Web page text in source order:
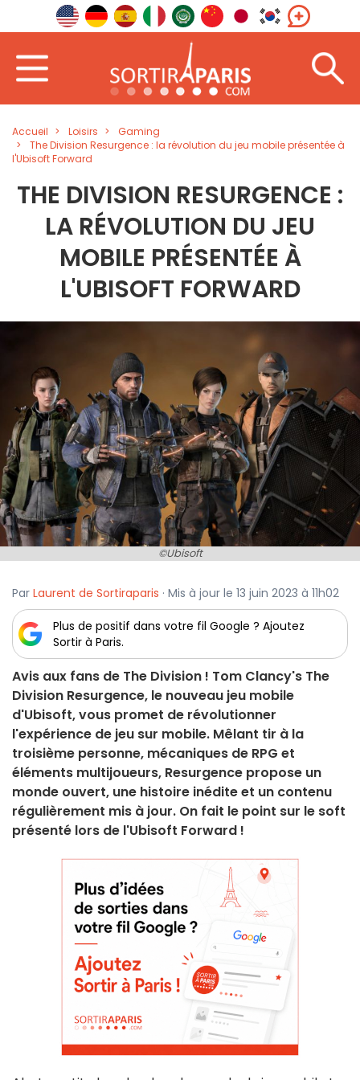
Accueil Loisirs
Gaming
The Division Resurgence : la révolution du jeu mobile présentée à
l'Ubisoft Forward
THE DIVISION RESURGENCE :
LA RÉVOLUTION DU JEU
MOBILE PRÉSENTÉE À
L'UBISOFT FORWARD
©Ubisoft
Par Laurent de Sortiraparis · Mis à jour le 13 juin 2023 à 11h02
Plus de positif dans votre fil Google ? Ajoutez
Sortir à Paris.
Avis aux fans de The Division ! Tom Clancy's The
Division Resurgence, le nouveau jeu mobile
d'Ubisoft, vous promet de révolutionner
l'expérience de jeu sur mobile. Mêlant tir à la
troisième personne, mécaniques de RPG et
éléments multijoueurs, Resurgence propose un
monde ouvert, une histoire inédite et un contenu
régulièrement mis à jour. On fait le point sur le soft
présenté lors de l'Ubisoft Forward !